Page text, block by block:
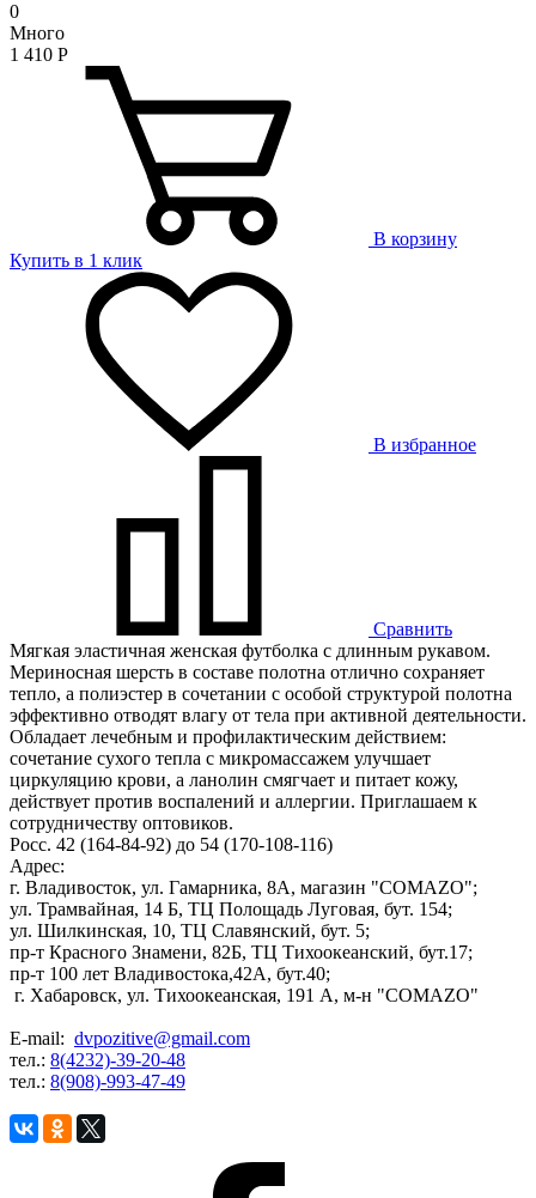
0
Много
1 410 Р
В корзину
Купить в 1 клик
В избранное
Сравнить
Мягкая эластичная женская футболка с длинным рукавом.
Мериносная шерсть в составе полотна отлично сохраняет
тепло, а полиэстер в сочетании с особой структурой полотна
эффективно отводят влагу от тела при активной деятельности.
Обладает лечебным и профилактическим действием:
сочетание сухого тепла с микромассажем улучшает
циркуляцию крови, а ланолин смягчает и питает кожу,
действует против воспалений и аллергии. Приглашаем к
сотрудничеству оптовиков.
Росс. 42 (164-84-92) до 54 (170-108-116)
Адрес:
г. Владивосток, ул. Гамарника, 8А, магазин "COMAZO";
ул. Трамвайная, 14 Б, ТЦ Полощадь Луговая, бут. 154;
ул. Шилкинская, 10, ТЦ Славянский, бут. 5;
пр-т Красного Знамени, 82Б, ТЦ Тихоокеанский, бут.17;
пр-т 100 лет Владивостока,42А, бут.40;
г. Хабаровск, ул. Тихоокеанская, 191 А, м-н "COMAZO"
E-mail: dvpozitive@gmail.com
тел.: 8(4232)-39-20-48
тел.: 8(908)-993-47-49